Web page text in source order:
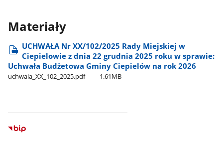
Materiały
UCHWAŁA Nr XX/102/2025 Rady Miejskiej w
Ciepielowie z dnia 22 grudnia 2025 roku w sprawie:
Uchwała Budżetowa Gminy Ciepielów na rok 2026
uchwala​_XX​_102​_2025.pdf 1.61MB